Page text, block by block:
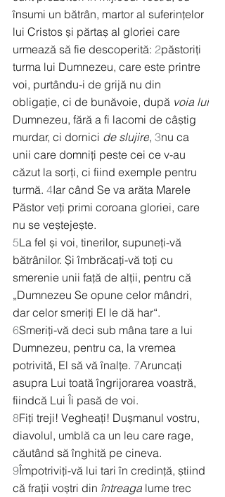
însumi un bătrân, martor al suferințelor
lui Cristos și părtaș al gloriei care
urmează să fie descoperită: 2păstoriți
turma lui Dumnezeu, care este printre
voi, purtându-i de grijă nu din
obligație, ci de bunăvoie, după voia lui
Dumnezeu, fără a fi lacomi de câștig
murdar, ci dornici de slujire, 3nu ca
unii care domniți peste cei ce v-au
căzut la sorți, ci fiind exemple pentru
turmă. 4Iar când Se va arăta Marele
Păstor veți primi coroana gloriei, care
nu se veștejește.
5La fel și voi, tinerilor, supuneți-vă
bătrânilor. Și îmbrăcați-vă toți cu
smerenie unii față de alții, pentru că
„Dumnezeu Se opune celor mândri,
dar celor smeriți El le dă har“.
6Smeriți-vă deci sub mâna tare a lui
Dumnezeu, pentru ca, la vremea
potrivită, El să vă înalțe. 7Aruncați
asupra Lui toată îngrijorarea voastră,
fiindcă Lui Îi pasă de voi.
8Fiți treji! Vegheați! Dușmanul vostru,
diavolul, umblă ca un leu care rage,
căutând să înghită pe cineva.
9Împotriviți-vă lui tari în credință, știind
că frații voștri din întreaga lume trec